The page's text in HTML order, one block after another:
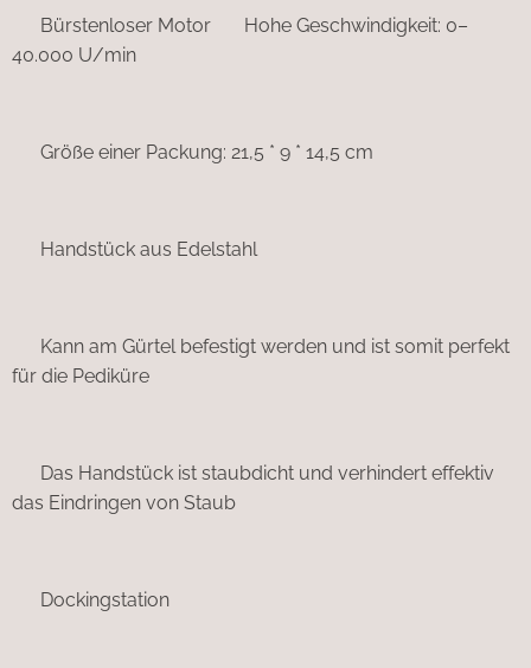
▪︎ Bürstenloser Motor ▪︎ Hohe Geschwindigkeit: 0–
40.000 U/min
▪︎ Größe einer Packung: 21,5 * 9 * 14,5 cm
▪︎ Handstück aus Edelstahl
▪︎ Kann am Gürtel befestigt werden und ist somit perfekt
für die Pediküre
▪︎ Das Handstück ist staubdicht und verhindert effektiv
das Eindringen von Staub
▪︎ Dockingstation